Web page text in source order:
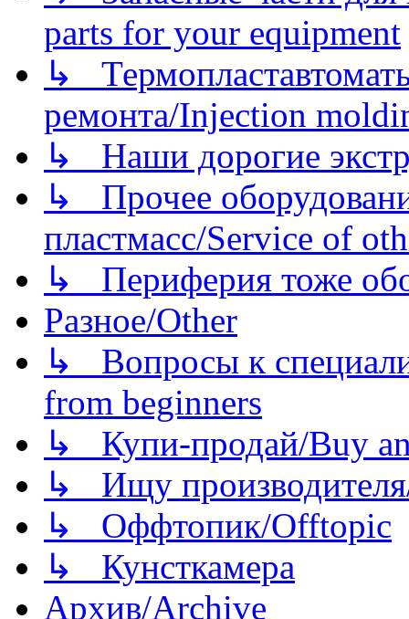
parts for your equipment
↳
ремонта/Injection
↳ Наши дорогие
↳ Прочее
пластмасс/Service of
↳ Периферия тоже
Разное/Other
↳ Вопросы к
from beginners
↳ Купи-продай/Buy
↳ Ищу
↳ Оффтопик/Offtopic
↳ Кунсткамера
Архив/Archive